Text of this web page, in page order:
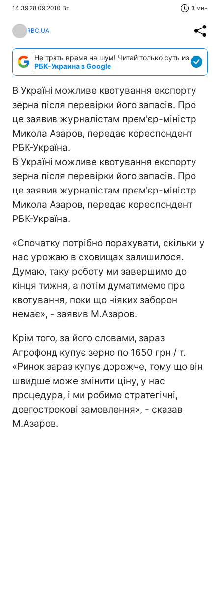
14:39 28.09.2010 Вт 3 мин
RBC.UA
Не трать время на шум! Читай только суть из
РБК-Украина в Google
В Україні можливе квотування експорту
зерна після перевірки його запасів. Про
це заявив журналістам прем'єр-міністр
Микола Азаров, передає кореспондент
РБК-Україна.
В Україні можливе квотування експорту
зерна після перевірки його запасів. Про
це заявив журналістам прем'єр-міністр
Микола Азаров, передає кореспондент
РБК-Україна.
«Спочатку потрібно порахувати, скільки у
нас урожаю в сховищах залишилося.
Думаю, таку роботу ми завершимо до
кінця тижня, а потім думатимемо про
квотування, поки що ніяких заборон
немає», - заявив М.Азаров.
Крім того, за його словами, зараз
Агрофонд купує зерно по 1650 грн / т.
«Ринок зараз купує дорожче, тому що він
швидше може змінити ціну, у нас
процедура, і ми робимо стратегічні,
довгострокові замовлення», - сказав
М.Азаров.